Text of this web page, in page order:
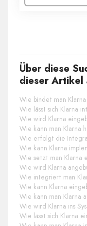
Über diese
dieser Artikel
Wie bindet man
Wie lässt sich Klarna
Wie wird Klarna
Wie kann man Klarna
Wie erfolgt die
Wie kann Klarna
Wie setzt man Klarna
Wie wird Klarna
Wie integriert man
Wie kann Klarna
Wie kann man Klarna
Wie wird Klarna ins
Wie lässt sich Klarna